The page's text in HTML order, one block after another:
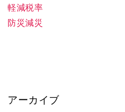
軽減税率
防災減災
アーカイブ